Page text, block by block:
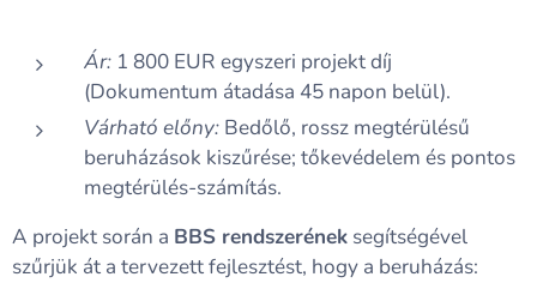
Ár: 1 800 EUR egyszeri projekt díj
(Dokumentum átadása 45 napon belül).
Várható előny: Bedőlő, rossz megtérülésű
beruházások kiszűrése; tőkevédelem és pontos
megtérülés-számítás.
A projekt során a BBS rendszerének segítségével
szűrjük át a tervezett fejlesztést, hogy a beruházás: